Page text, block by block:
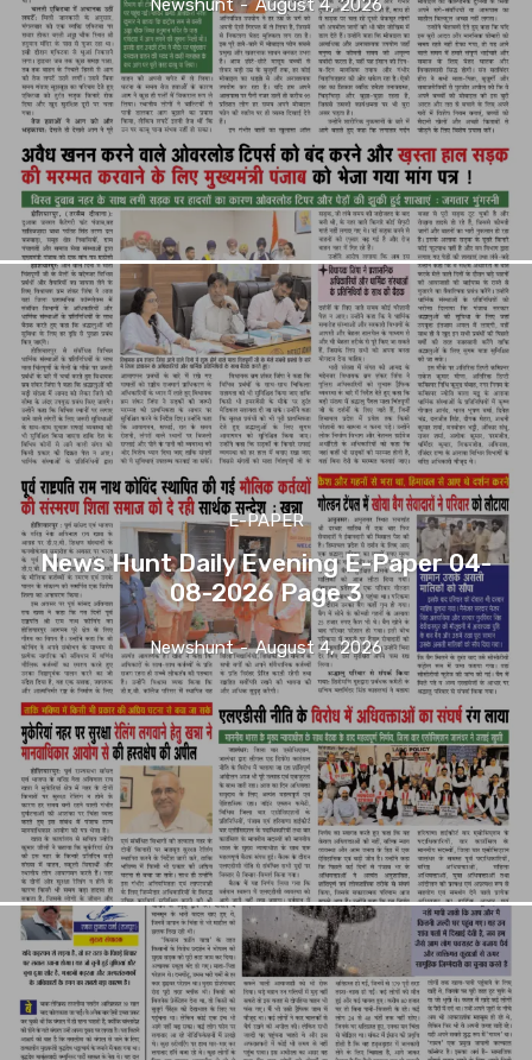
Newshunt - August 4, 2026
E-PAPER
News Hunt Daily Evening E-Paper 04-
08-2026 Page 3
Newshunt - August 4, 2026